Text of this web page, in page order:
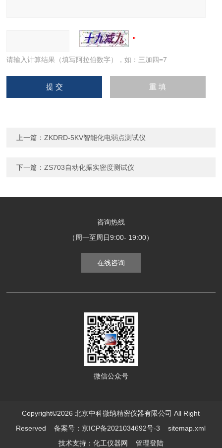
请输入计算结果（填写阿拉伯数字），如：三加四=7
上一篇：ZKDRD-5KV智能化电弱点测试仪
下一篇：ZS703自动化振实密度测试仪
咨询热线
（周一至周日9:00- 19:00）
在线咨询
微信公众号
Copyright©2026 北京中科微纳精密仪器有限公司 All Right
Reserved备案号：京ICP备2021034692号-3
sitemap.xml
技术支持： 化工仪器网 管理登陆